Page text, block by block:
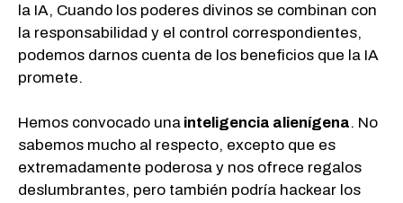
la IA, Cuando los poderes divinos se combinan con
la responsabilidad y el control correspondientes,
podemos darnos cuenta de los beneficios que la IA
promete.
Hemos convocado una inteligencia alienígena. No
sabemos mucho al respecto, excepto que es
extremadamente poderosa y nos ofrece regalos
deslumbrantes, pero también podría hackear los